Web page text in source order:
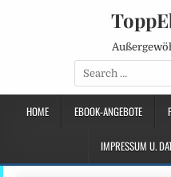
Search
for:
HOME EBOOK-ANGEBOTE
IMPRESSUM U.